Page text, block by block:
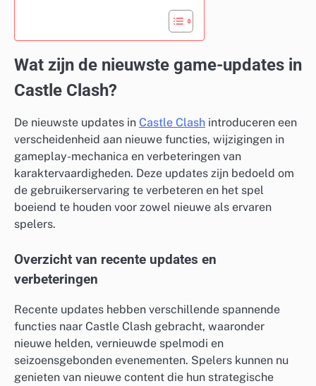
Wat zijn de nieuwste game-updates in
Castle Clash?
De nieuwste updates in Castle Clash introduceren een
verscheidenheid aan nieuwe functies, wijzigingen in
gameplay-mechanica en verbeteringen van
karaktervaardigheden. Deze updates zijn bedoeld om
de gebruikerservaring te verbeteren en het spel
boeiend te houden voor zowel nieuwe als ervaren
spelers.
Overzicht van recente updates en
verbeteringen
Recente updates hebben verschillende spannende
functies naar Castle Clash gebracht, waaronder
nieuwe helden, vernieuwde spelmodi en
seizoensgebonden evenementen. Spelers kunnen nu
genieten van nieuwe content die hun strategische